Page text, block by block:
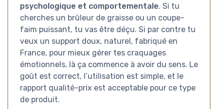
psychologique et comportementale. Si tu
cherches un brûleur de graisse ou un coupe-
faim puissant, tu vas être déçu. Si par contre tu
veux un support doux, naturel, fabriqué en
France, pour mieux gérer tes craquages
émotionnels, là ça commence à avoir du sens. Le
goût est correct, l’utilisation est simple, et le
rapport qualité-prix est acceptable pour ce type
de produit.